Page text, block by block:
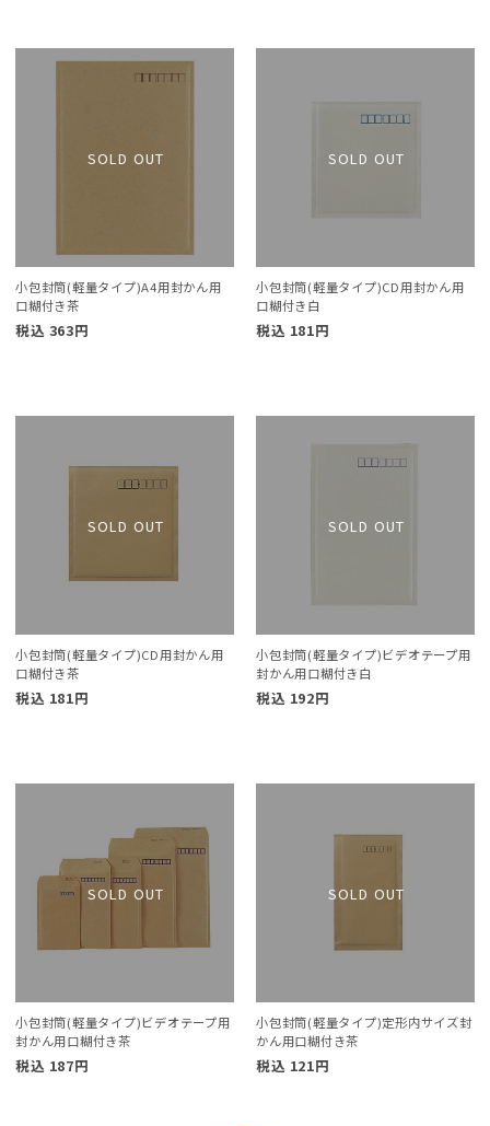
小包封筒(軽量タイプ)A4用封かん用
口糊付き茶
税込 363円
小包封筒(軽量タイプ)CD用封かん用
口糊付き白
税込 181円
小包封筒(軽量タイプ)CD用封かん用
口糊付き茶
税込 181円
小包封筒(軽量タイプ)ビデオテープ用
封かん用口糊付き白
税込 192円
小包封筒(軽量タイプ)ビデオテープ用
封かん用口糊付き茶
税込 187円
小包封筒(軽量タイプ)定形内サイズ封
かん用口糊付き茶
税込 121円